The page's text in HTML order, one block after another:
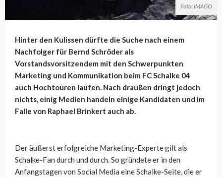
Foto: IMAGO
Hinter den Kulissen dürfte die Suche nach einem
Nachfolger für Bernd Schröder als
Vorstandsvorsitzendem mit den Schwerpunkten
Marketing und Kommunikation beim FC Schalke 04
auch Hochtouren laufen. Nach draußen dringt jedoch
nichts, einig Medien handeln einige Kandidaten und im
Falle von Raphael Brinkert auch ab.
Der äußerst erfolgreiche Marketing-Experte gilt als
Schalke-Fan durch und durch. So gründete er in den
Anfangstagen von Social Media eine Schalke-Seite, die er